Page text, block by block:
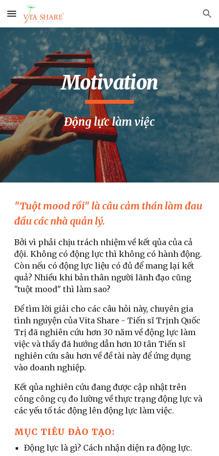
Skip to main content Skip to navigation
Motivation
Động lực làm việc
"Tuột mood rồi" là câu cảm thán làm đau
đầu các nhà quản lý.
Bởi vì phải chịu trách nhiệm về kết qủa của cả
đội. Không có động lực thì không có hành động.
Còn nếu có động lực liệu có đủ để mang lại kết
quả? Nhiều khi bản thân người lãnh đạo cũng
"tuột mood" thì làm sao?
Để tìm lời giải cho các câu hỏi này, chuyên gia
tình nguyện của Vita Share - Tiến sĩ Trịnh Quốc
Trị đã nghiên cứu hơn 30 năm về động lực làm
việc và thầy đã hướng dẫn hơn 10 tân Tiến sĩ
nghiên cứu sâu hơn về đề tài này để ứng dụng
vào doanh nghiệp.
Kết qủa nghiên cứu đang được cập nhật trên
công công cụ đo lường về thực trạng động lực và
các yếu tố tác động lên động lực làm việc.
MỤC TIÊU ĐÀO TẠO:
Động lực là gì? Cách nhận diện ra động lực.